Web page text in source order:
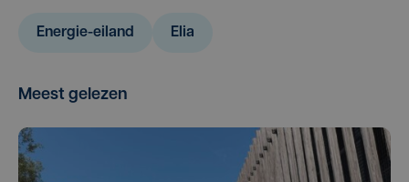
Energie-eiland Elia
Meest gelezen